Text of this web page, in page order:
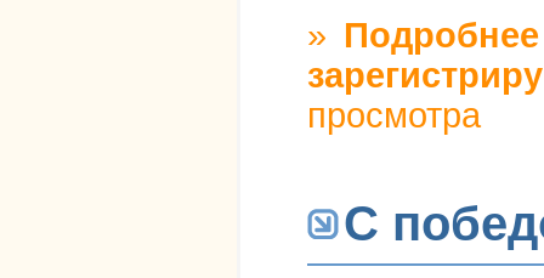
» Подробнее
просмотра
С